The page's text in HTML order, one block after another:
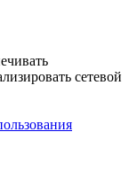
сетевой